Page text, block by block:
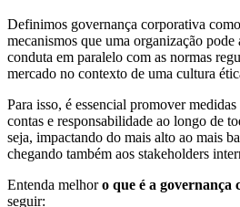
Definimos governança corporativa
mecanismos que uma organização pode
conduta em paralelo com as normas
mercado no contexto de uma cultura
Para isso, é essencial promover
contas e responsabilidade ao longo de
seja, impactando do mais alto ao mais
chegando também aos stakeholders
Entenda melhoro que é a governança
seguir: